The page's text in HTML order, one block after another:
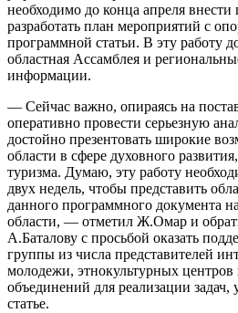
необходимо до конца апреля
разработать план мероприятий с
программной статьи. В эту работу
областная Ассамблея и
информации.
— Сейчас важно, опираясь на
оперативно провести серьезную
достойно презентовать широкие
области в сфере духовного
туризма. Думаю, эту работу
двух недель, чтобы представить
данного программного документа
области, — отметил Ж.Омар и
А.Баталову с просьбой оказать
группы из числа представителей
молодежи, этнокультурных
объединений для реализации
статье.